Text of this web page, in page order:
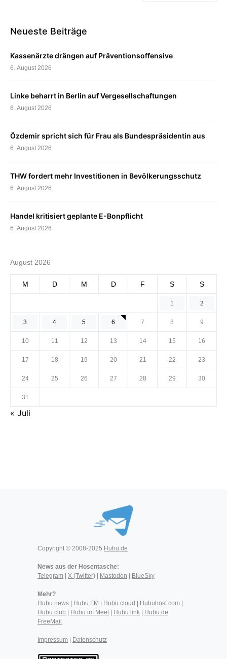
Neueste Beiträge
Kassenärzte drängen auf Präventionsoffensive
6. August 2026
Linke beharrt in Berlin auf Vergesellschaftungen
6. August 2026
Özdemir spricht sich für Frau als Bundespräsidentin aus
6. August 2026
THW fordert mehr Investitionen in Bevölkerungsschutz
6. August 2026
Handel kritisiert geplante E-Bonpflicht
6. August 2026
August 2026
M D M D F S S
1 2
3 4 5 6 7 8 9
10 11 12 13 14 15 16
17 18 19 20 21 22 23
24 25 26 27 28 29 30
31
« Juli
Copyright © 2008-2025 Hubu.de
News aus der Hosentasche:
Telegram
X (Twitter) Mastodon BlueSky
Mehr?
Hubu.news
Hubu.FM Hubu.cloud Hubuhost.com
Hubu.club
Hubu.im Meet| Hubu.link
Hubu.de
FreeMail
Impressum Datenschutz